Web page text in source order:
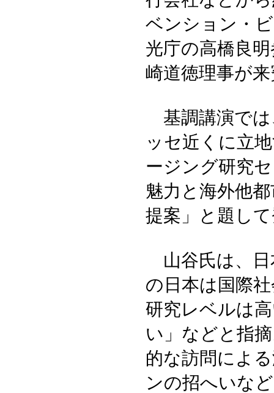
ベンション・
光庁の高橋良
崎道徳理事が
基調講演では
ッセ近くに立
ージング研究
魅力と海外他
提案」と題し
山谷氏は、日
の日本は国際
研究レベルは
い」などと指
的な訪問によ
ンの招へいな